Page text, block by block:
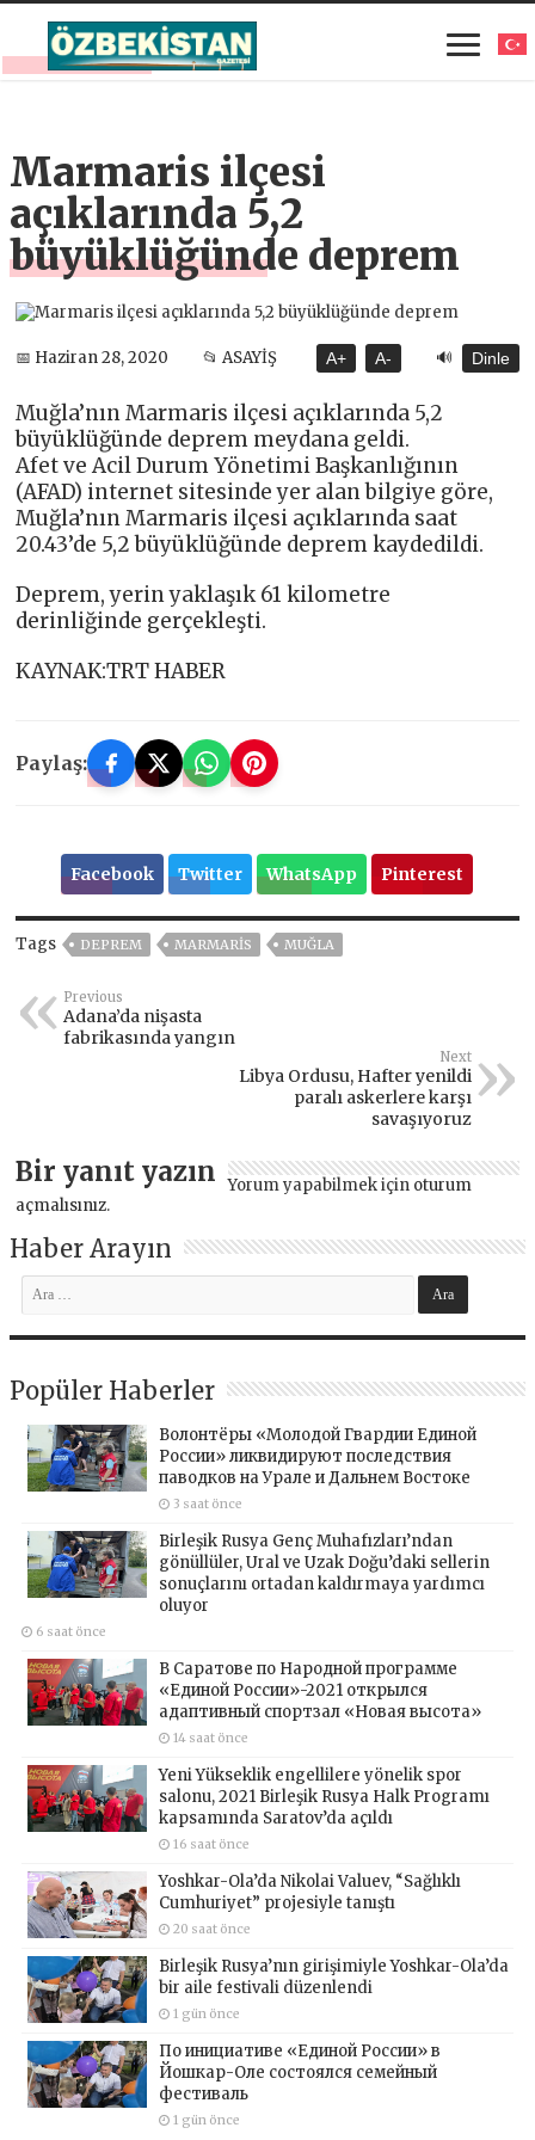
Marmaris ilçesi
açıklarında 5,2
büyüklüğünde deprem
📅 Haziran 28, 2020 📂 ASAYİŞ A+ A- 🔊 Dinle
Muğla’nın Marmaris ilçesi açıklarında 5,2
büyüklüğünde deprem meydana geldi.
Afet ve Acil Durum Yönetimi Başkanlığının
(AFAD) internet sitesinde yer alan bilgiye göre,
Muğla’nın Marmaris ilçesi açıklarında saat
20.43’de 5,2 büyüklüğünde deprem kaydedildi.
Deprem, yerin yaklaşık 61 kilometre
derinliğinde gerçekleşti.
KAYNAK:TRT HABER
Paylaş:
Facebook Twitter WhatsApp Pinterest
Tags DEPREM MARMARİS MUĞLA
Previous
Adana’da nişasta
fabrikasında yangın
Next
Libya Ordusu, Hafter yenildi
paralı askerlere karşı
savaşıyoruz
Bir yanıt yazın Yorum yapabilmek için oturum
açmalısınız.
Haber Arayın
Popüler Haberler
Волонтёры «Молодой Гвардии Единой
России» ликвидируют последствия
паводков на Урале и Дальнем Востоке
3 saat önce
Birleşik Rusya Genç Muhafızları’ndan
gönüllüler, Ural ve Uzak Doğu’daki sellerin
sonuçlarını ortadan kaldırmaya yardımcı
oluyor
6 saat önce
В Саратове по Народной программе
«Единой России»-2021 открылся
адаптивный спортзал «Новая высота»
14 saat önce
Yeni Yükseklik engellilere yönelik spor
salonu, 2021 Birleşik Rusya Halk Programı
kapsamında Saratov’da açıldı
16 saat önce
Yoshkar-Ola’da Nikolai Valuev, “Sağlıklı
Cumhuriyet” projesiyle tanıştı
20 saat önce
Birleşik Rusya’nın girişimiyle Yoshkar-Ola’da
bir aile festivali düzenlendi
1 gün önce
По инициативе «Единой России» в
Йошкар-Оле состоялся семейный
фестиваль
1 gün önce